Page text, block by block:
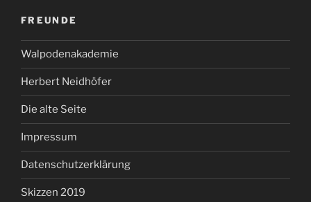
FREUNDE
Walpodenakademie
Herbert Neidhöfer
Die alte Seite
Impressum
Datenschutzerklärung
Skizzen 2019